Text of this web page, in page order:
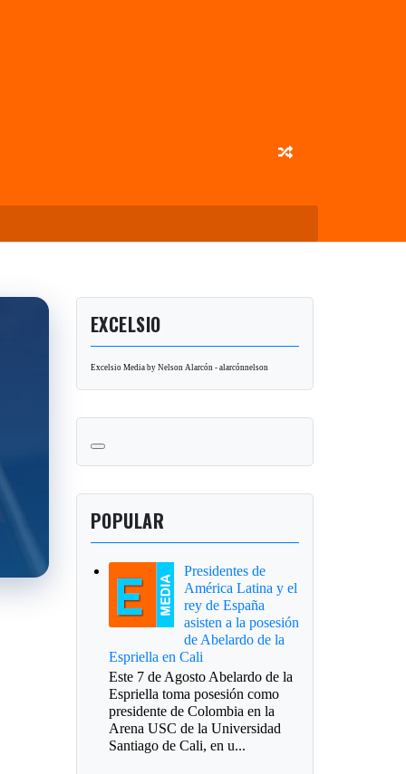
EXCELSIO
Excelsio Media by Nelson Alarcón - alarcónnelson
POPULAR
Presidentes de
América Latina y el
rey de España
asisten a la posesión
de Abelardo de la
Espriella en Cali
Este 7 de Agosto Abelardo de la
Espriella toma posesión como
presidente de Colombia en la
Arena USC de la Universidad
Santiago de Cali, en u...